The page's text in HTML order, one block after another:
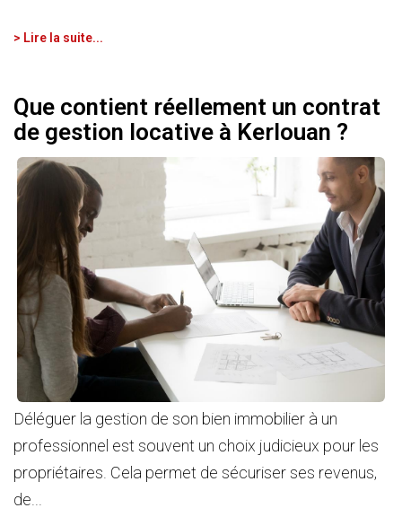
> Lire la suite...
Que contient réellement un contrat
de gestion locative à Kerlouan ?
Déléguer la gestion de son bien immobilier à un
professionnel est souvent un choix judicieux pour les
propriétaires. Cela permet de sécuriser ses revenus,
de...